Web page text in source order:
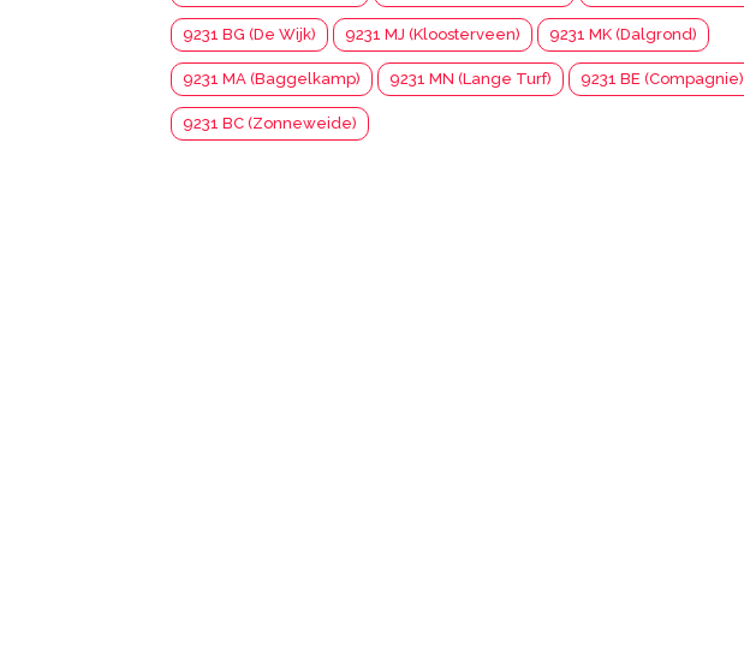
9231 BG (De Wijk) 9231 MJ (Kloosterveen) 9231 MK (Dalgrond)
9231 MA (Baggelkamp) 9231 MN (Lange Turf) 9231 BE (Compagnie)
9231 BC (Zonneweide)